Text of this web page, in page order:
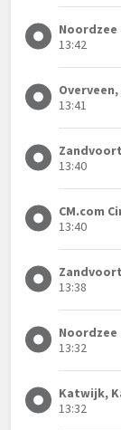
Noordzee
13:42
13:41
13:40
CM.com
13:40
13:38
Noordzee
13:32
Katwijk,
13:32